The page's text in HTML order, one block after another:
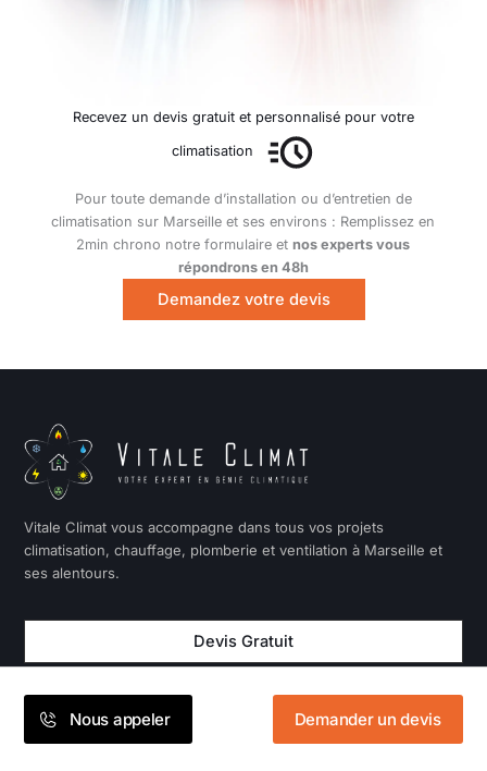
Recevez un devis gratuit et personnalisé pour votre
climatisation
Pour toute demande d’installation ou d’entretien de
climatisation sur Marseille et ses environs : Remplissez en
2min chrono notre formulaire etnos experts vous
répondrons en 48h
Demandez votre devis
Vitale Climat vous accompagne dans tous vos projets
climatisation, chauffage, plomberie et ventilation à Marseille et
ses alentours.
Devis Gratuit
Ouvert du lundi au vendredi de 08h00 à 19h00
contact@vitaleclimat.com
Nous appeler Demander un devis